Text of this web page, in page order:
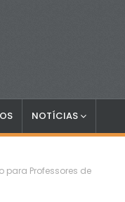
NOTÍCIAS
para Professores de